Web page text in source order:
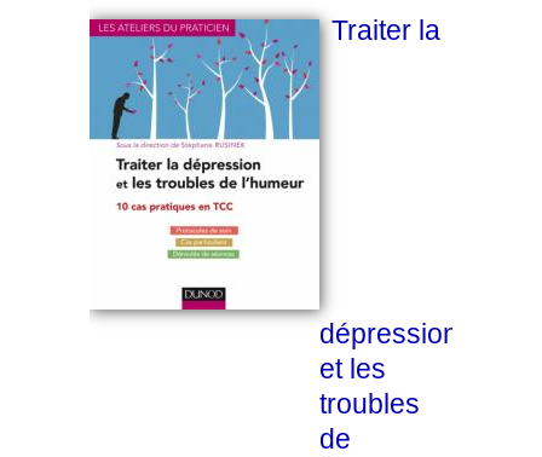
Traiter la
dépression
et les
troubles
de